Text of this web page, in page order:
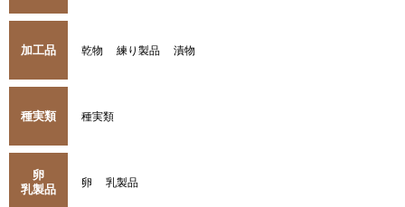
加工品 乾物 練り製品 漬物
種実類 種実類
卵
乳製品
卵 乳製品